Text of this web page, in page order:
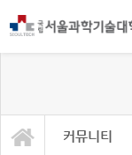
커뮤니티